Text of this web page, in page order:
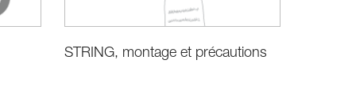
STRING, montage et précautions